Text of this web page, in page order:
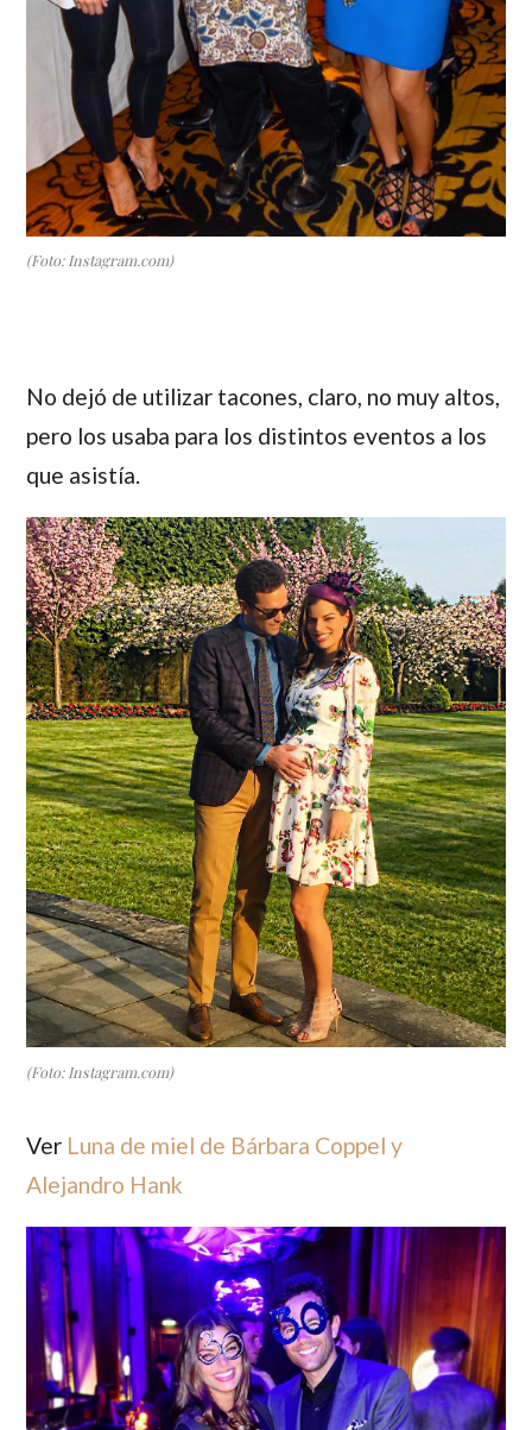
(Foto: Instagram.com)
No dejó de utilizar tacones, claro, no muy altos,
pero los usaba para los distintos eventos a los
que asistía.
(Foto: Instagram.com)
Ver Luna de miel de Bárbara Coppel y
Alejandro Hank